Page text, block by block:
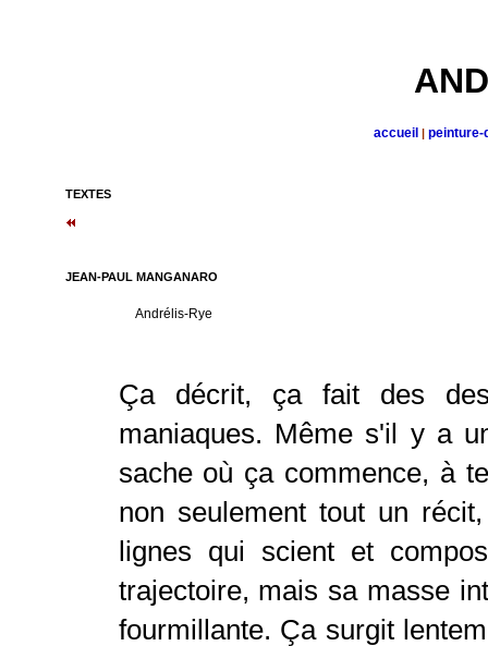
accueil | peinture-
TEXTES
JEAN-PAUL MANGANARO
Andrélis-Rye
Ça décrit, ça fait des
maniaques. Même s'il y a
sache où ça commence, à
non seulement tout un
lignes qui scient et
trajectoire, mais sa masse
fourmillante. Ça surgit